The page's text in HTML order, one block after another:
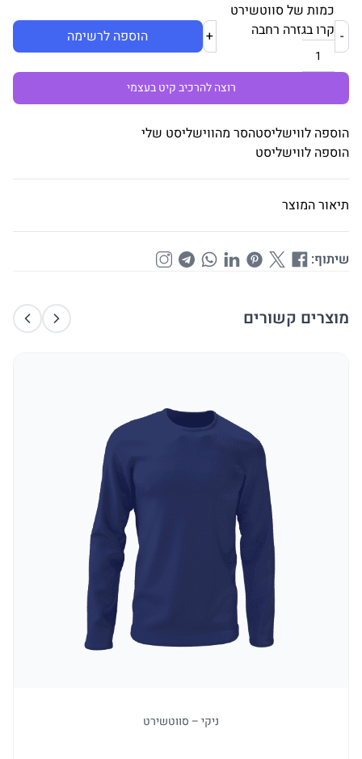
כמות של סווטשירט
קרו בגזרה רחבה
הוספה לרשימה
רוצה להרכיב קיט בעצמי
הוספה לווישליסטהסר מהווישליסט שלי
הוספה לווישליסט
תיאור המוצר
שיתוף:
מוצרים קשורים
ניקי – סווטשירט